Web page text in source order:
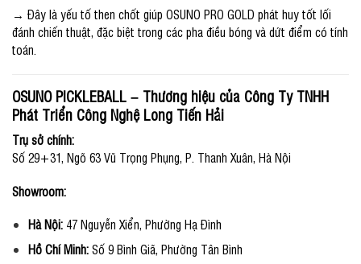
→ Đây là yếu tố then chốt giúp OSUNO PRO GOLD phát huy tốt lối
đánh chiến thuật, đặc biệt trong các pha điều bóng và dứt điểm có tính
toán.
OSUNO PICKLEBALL – Thương hiệu của Công Ty TNHH
Phát Triển Công Nghệ Long Tiến Hải
Trụ sở chính:
Số 29+31, Ngõ 63 Vũ Trọng Phụng, P. Thanh Xuân, Hà Nội
Showroom:
Hà Nội:47 Nguyễn Xiển, Phường Hạ Đình
Hồ Chí Minh:Số 9 Bình Giã, Phường Tân Bình